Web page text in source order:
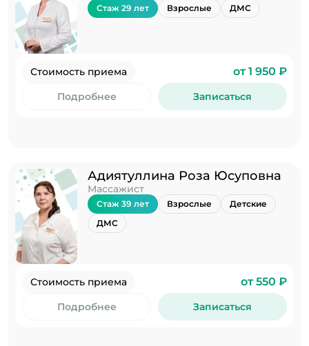
Стаж 29 лет Взрослые ДМС
Стоимость приема от 1 950 ₽
Подробнее Записаться
Адиятуллина Роза Юсуповна
Массажист
Стаж 39 лет Взрослые
Детские
ДМС
Стоимость приема от 550 ₽
Подробнее Записаться